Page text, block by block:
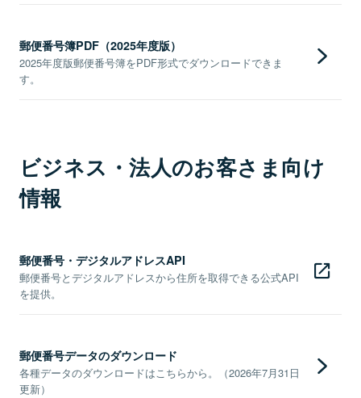
郵便番号簿PDF（2025年度版）
2025年度版郵便番号簿をPDF形式でダウンロードできま
す。
ビジネス・法人のお客さま向け
情報
郵便番号・デジタルアドレスAPI
郵便番号とデジタルアドレスから住所を取得できる公式API
を提供。
郵便番号データのダウンロード
各種データのダウンロードはこちらから。（2026年7月31日
更新）